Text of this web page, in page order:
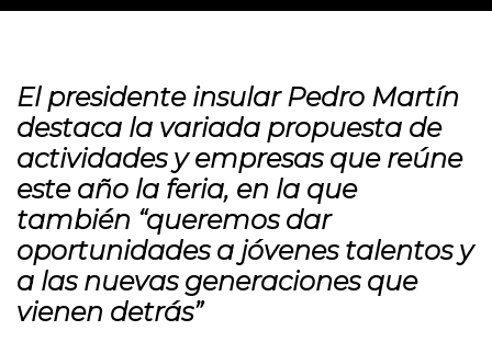
El presidente insular Pedro Martín
destaca la variada propuesta de
actividades y empresas que reúne
este año la feria, en la que
también “queremos dar
oportunidades a jóvenes talentos y
a las nuevas generaciones que
vienen detrás”